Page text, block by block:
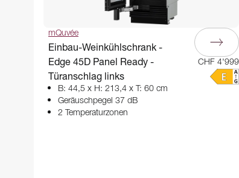
mQuvée
Einbau-Weinkühlschrank -
Edge 45D Panel Ready -
Türanschlag links
B: 44,5 x H: 213,4 x T: 60 cm
Geräuschpegel 37 dB
2 Temperaturzonen
CHF 4'999